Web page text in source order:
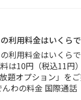
利用料金はいくらで
の利用料金はいく
は10円（税込11円
題オプション」を
わの料金 国際通話